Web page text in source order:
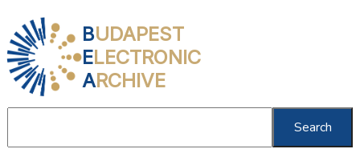
BUDAPEST
ELECTRONIC
ARCHIVE
Search